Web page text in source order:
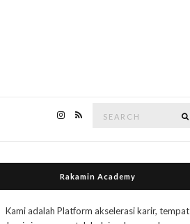
Rakamin Academy
Kami adalah Platform akselerasi karir, tempat